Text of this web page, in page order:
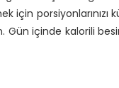
için porsiyonlarınızı
içinde kalorili